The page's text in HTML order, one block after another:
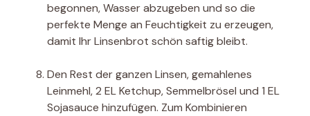
begonnen, Wasser abzugeben und so die
perfekte Menge an Feuchtigkeit zu erzeugen,
damit Ihr Linsenbrot schön saftig bleibt.
Den Rest der ganzen Linsen, gemahlenes
Leinmehl, 2 EL Ketchup, Semmelbrösel und 1 EL
Sojasauce hinzufügen. Zum Kombinieren